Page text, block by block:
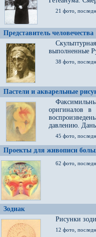
21 фото,
Представитель человечества
выполненные
38 фото,
Пастели и акварельные
оригиналов
давлению.
45 фото,
Проекты для живописи
62 фото,
Зодиак
Рисунки
12 фото,